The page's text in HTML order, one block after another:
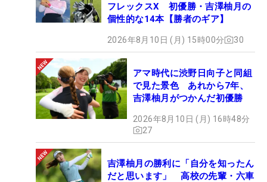
フレックスX 初優勝・吉澤柚月の
個性的な14本【勝者のギア】
2026年8月10日 (月) 15時00分 30
アマ時代に渋野日向子と同組
で見た景色 あれから7年、
吉澤柚月がつかんだ初優勝
2026年8月10日 (月) 16時48分
27
吉澤柚月の勝利に「自分を知ったん
だと思います」 高校の先輩・六車